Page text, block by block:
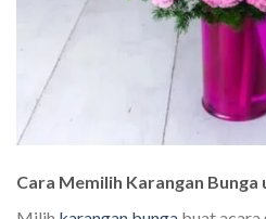
Cara Memilih Karangan Bunga